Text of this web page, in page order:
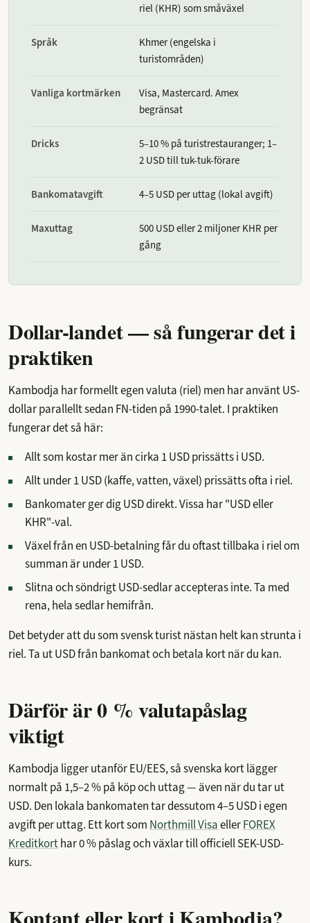
riel (KHR) som småväxel
Språk
Khmer (engelska i
turistområden)
Vanliga kortmärken
Visa, Mastercard. Amex
begränsat
Dricks
5–10 % på turistrestauranger; 1–
2 USD till tuk-tuk-förare
Bankomatavgift 4–5 USD per uttag (lokal avgift)
Maxuttag
500 USD eller 2 miljoner KHR per
gång
Dollar-landet — så fungerar det i
praktiken
Kambodja har formellt egen valuta (riel) men har använt US-
dollar parallellt sedan FN-tiden på 1990-talet. I praktiken
fungerar det så här:
Allt som kostar mer än cirka 1 USD prissätts i USD.
Allt under 1 USD (kaffe, vatten, växel) prissätts ofta i riel.
Bankomater ger dig USD direkt. Vissa har "USD eller
KHR"-val.
Växel från en USD-betalning får du oftast tillbaka i riel om
summan är under 1 USD.
Slitna och söndrigt USD-sedlar accepteras inte. Ta med
rena, hela sedlar hemifrån.
Det betyder att du som svensk turist nästan helt kan strunta i
riel. Ta ut USD från bankomat och betala kort när du kan.
Därför är 0 % valutapåslag
viktigt
Kambodja ligger utanför EU/EES, så svenska kort lägger
normalt på 1,5–2 % på köp och uttag — även när du tar ut
USD. Den lokala bankomaten tar dessutom 4–5 USD i egen
avgift per uttag. Ett kort som Northmill VisaellerFOREX
Kreditkorthar 0 % påslag och växlar till officiell SEK-USD-
kurs.